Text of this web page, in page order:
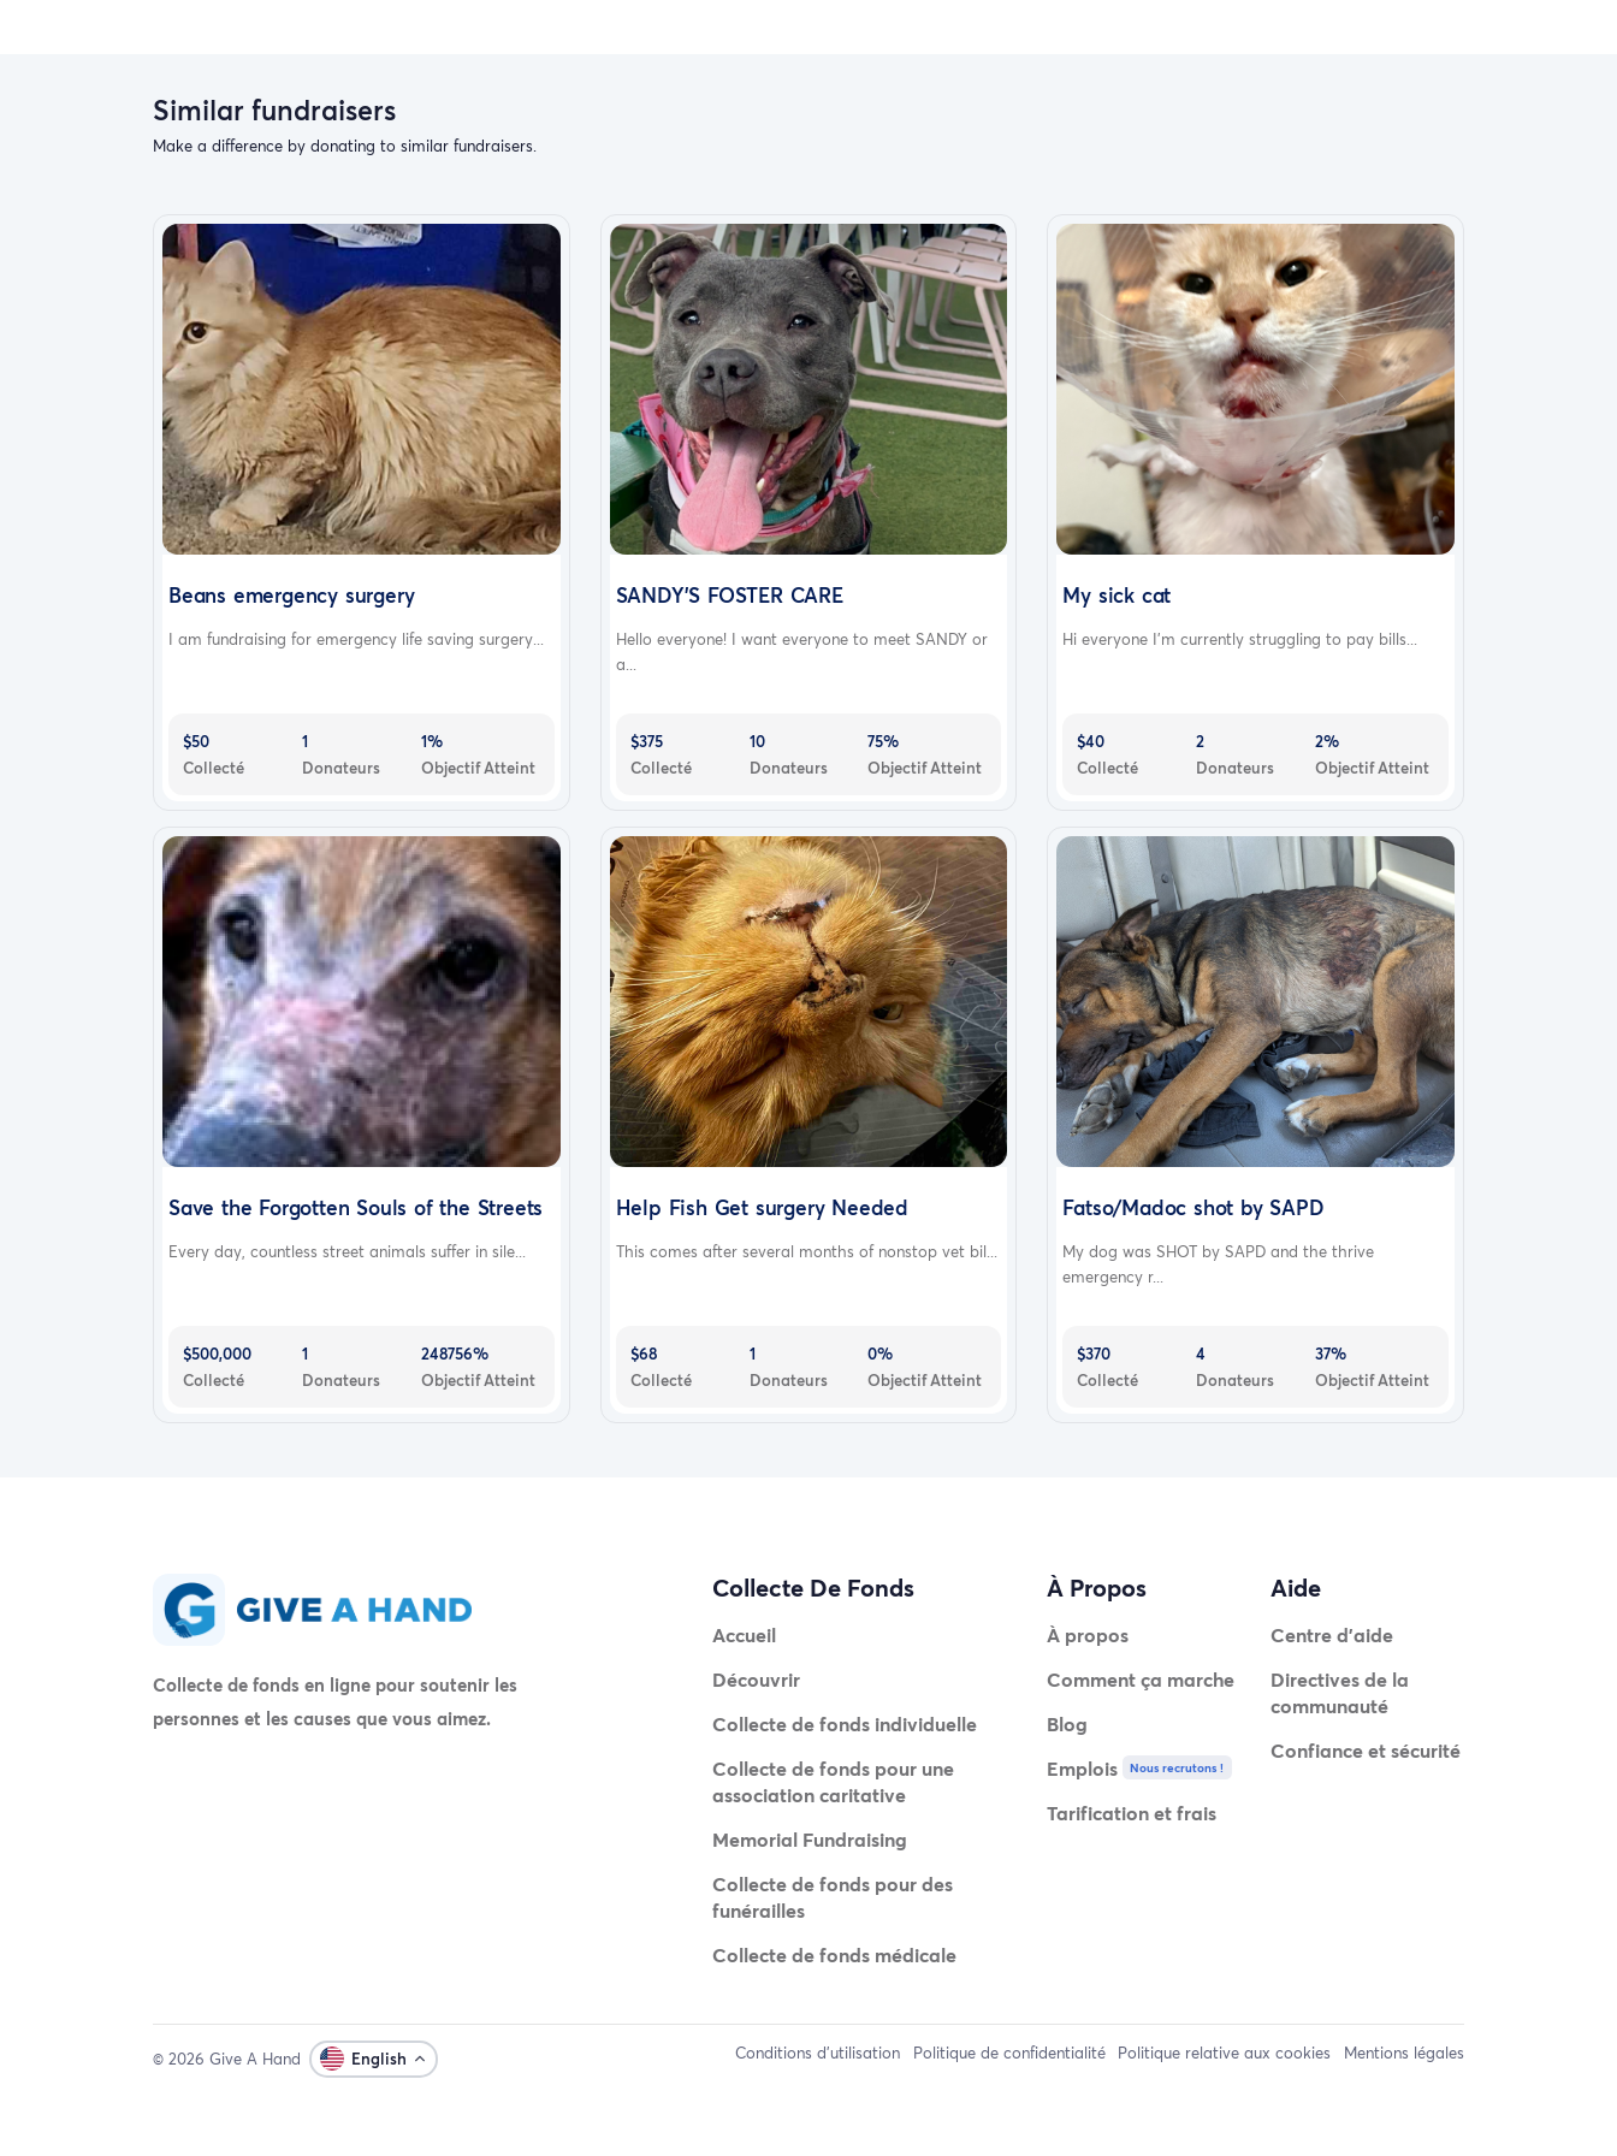
Available for Adoption at the City Of Maumelle
Risks & Challenges
We want to be 100% transparent with you. This is why we are open about what our biggest
challenge will be: Supplies.
Just like the shelters across the state,we would depend on donations of litter, food, and other
goods to care for the well-being of our feline friends.
Similar fundraisers
Make a difference by donating to similar fundraisers.
Beans emergency surgery
I am fundraising for emergency life saving surgery...
$50
Collecté
1
Donateurs
1%
Objectif Atteint
SANDY'S FOSTER CARE
Hello everyone! I want everyone to meet SANDY or
a...
$375
Collecté
10
Donateurs
75%
Objectif Atteint
My sick cat
Hi everyone I’m currently struggling to pay bills...
$40
Collecté
2
Donateurs
2%
Objectif Atteint
Save the Forgotten Souls of the Streets
Every day, countless street animals suffer in sile...
$500,000
Collecté
1
Donateurs
248756%
Objectif Atteint
Help Fish Get surgery Needed
This comes after several months of nonstop vet bil...
$68
Collecté
1
Donateurs
0%
Objectif Atteint
Fatso/Madoc shot by SAPD
My dog was SHOT by SAPD and the thrive
emergency r...
$370
Collecté
4
Donateurs
37%
Objectif Atteint
Collecte de fonds en ligne pour soutenir les
personnes et les causes que vous aimez.
Collecte De Fonds
Accueil
Découvrir
Collecte de fonds individuelle
Collecte de fonds pour une
association caritative
Memorial Fundraising
Collecte de fonds pour des
funérailles
Collecte de fonds médicale
À Propos
À propos
Comment ça marche
Blog
Emplois
Nous recrutons !
Tarification et frais
Aide
Centre d'aide
Directives de la
communauté
Confiance et sécurité
Conditions d'utilisation Politique de confidentialité Politique relative aux cookies Mentions légales
© 2026 Give A Hand English